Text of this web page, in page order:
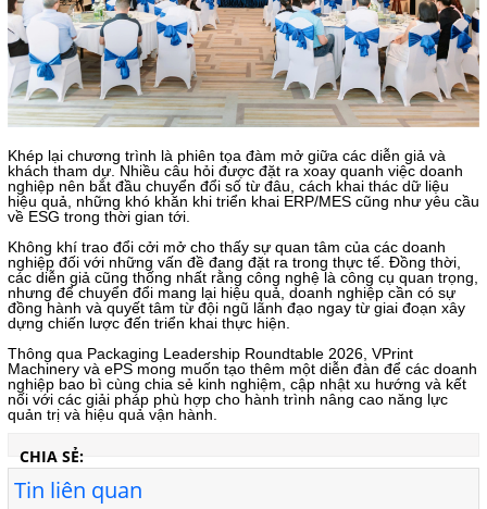
Khép lại chương trình là phiên tọa đàm mở giữa các diễn giả và
khách tham dự. Nhiều câu hỏi được đặt ra xoay quanh việc doanh
nghiệp nên bắt đầu chuyển đổi số từ đâu, cách khai thác dữ liệu
hiệu quả, những khó khăn khi triển khai ERP/MES cũng như yêu cầu
về ESG trong thời gian tới.
Không khí trao đổi cởi mở cho thấy sự quan tâm của các doanh
nghiệp đối với những vấn đề đang đặt ra trong thực tế. Đồng thời,
các diễn giả cũng thống nhất rằng công nghệ là công cụ quan trọng,
nhưng để chuyển đổi mang lại hiệu quả, doanh nghiệp cần có sự
đồng hành và quyết tâm từ đội ngũ lãnh đạo ngay từ giai đoạn xây
dựng chiến lược đến triển khai thực hiện.
Thông qua Packaging Leadership Roundtable 2026, VPrint
Machinery và ePS mong muốn tạo thêm một diễn đàn để các doanh
nghiệp bao bì cùng chia sẻ kinh nghiệm, cập nhật xu hướng và kết
nối với các giải pháp phù hợp cho hành trình nâng cao năng lực
quản trị và hiệu quả vận hành.
CHIA SẺ:
Tin liên quan